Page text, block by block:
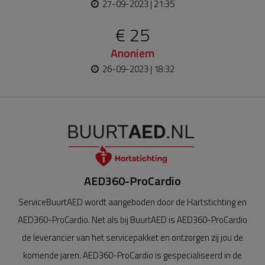
27-09-2023 | 21:35
€ 25
Anoniem
26-09-2023 | 18:32
AED360-ProCardio
ServiceBuurtAED wordt aangeboden door de Hartstichting en
AED360-ProCardio. Net als bij BuurtAED is AED360-ProCardio
de leverancier van het servicepakket en ontzorgen zij jou de
komende jaren. AED360-ProCardio is gespecialiseerd in de